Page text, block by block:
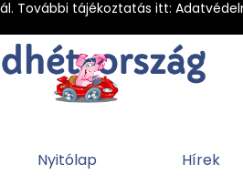
További tájékoztatás itt:
Nyitólap Hírek